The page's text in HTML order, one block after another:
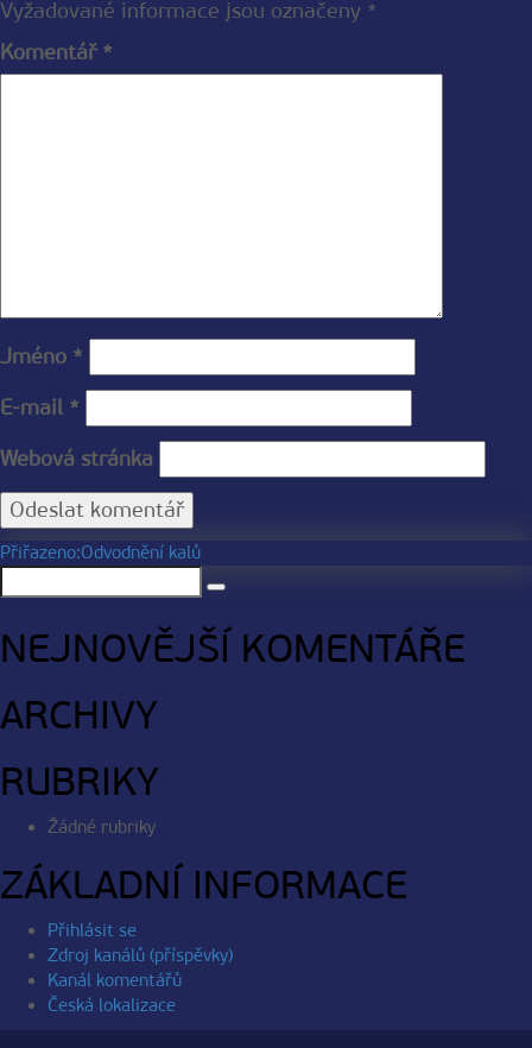
Vyžadované informace jsou označeny *
Komentář *
Jméno *
E-mail *
Webová stránka
NAVIGACE
PRO
PŘÍSPĚVEK
Přiřazeno:Odvodnění kalů
Hledání
NEJNOVĚJŠÍ KOMENTÁŘE
ARCHIVY
RUBRIKY
Žádné rubriky
ZÁKLADNÍ INFORMACE
Přihlásit se
Zdroj kanálů (příspěvky)
Kanál komentářů
Česká lokalizace